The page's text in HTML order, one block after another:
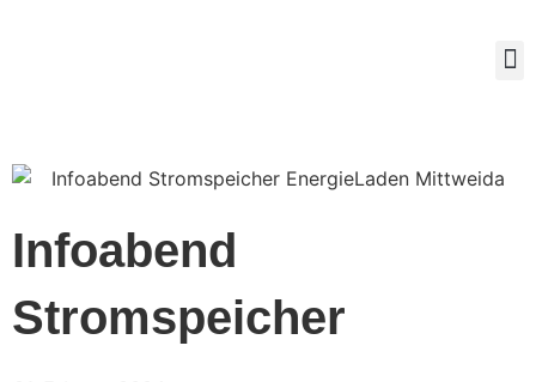
Infoabend
Stromspeicher